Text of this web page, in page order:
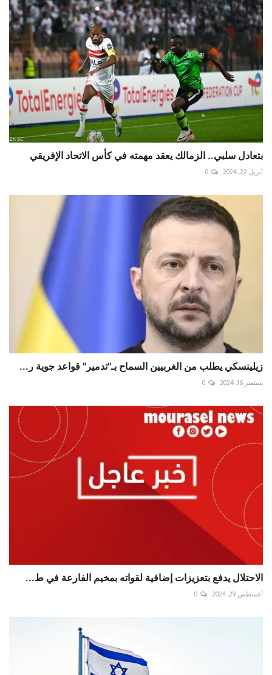
بتعادل سلبي.. الزمالك يعقد مهمته في كأس الاتحاد الإفريقي
أبريل 22, 2024 0
زيلينسكي يطلب من الغربيين السماح بـ"تدمير" قواعد جوية ر...
سبتمبر 16, 2024 0
الاحتلال يدفع بتعزيزات إضافية لقواته بمخيم الفارعة في ط...
أغسطس 29, 2024 0